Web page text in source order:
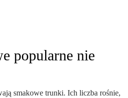
popularne nie
smakowe trunki. Ich liczba rośnie,